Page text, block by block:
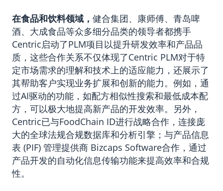
在食品和饮料领域 ， 健合集团、康师傅、青岛啤
酒、大成食品等众多细分品类的领导者都携手
Centric启动了PLM项目以提升研发效率和产品品
质，这些合作关系不仅体现了Centric PLM对于特
定市场需求的理解和技术上的适应能力，还展示了
其帮助客户实现业务扩展和创新的能力。例如，通
过AI驱动的功能，如配方相似性搜索和最低成本配
方，可以极大地提高新产品的开发效率。另外，
Centric已与FoodChain ID进行战略合作，连接庞
大的全球法规合规数据库和分析引擎；与产品信息
表 (PIF) 管理提供商 Bizcaps Software合作，通过
产品开发的自动化信息传输功能来提高效率和合规
性。